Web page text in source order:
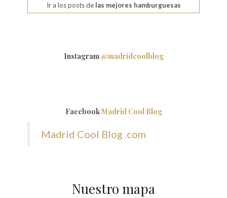
Ir a los posts delas mejores hamburguesas
Instagram @madridcoolblog
FacebookMadrid Cool Blog
Madrid Cool Blog .com
Nuestro mapa